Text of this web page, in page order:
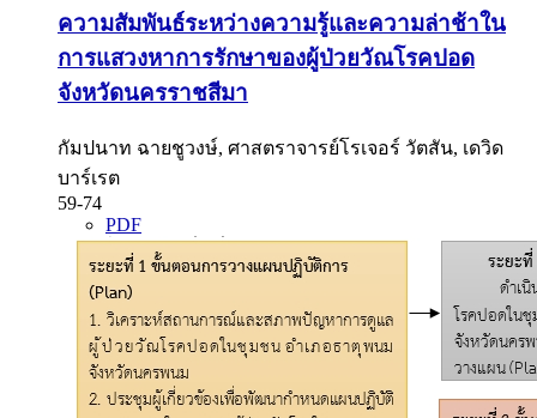
ความสัมพันธ์ระหว่างความรู้และความล่าช้าใน
การแสวงหาการรักษาของผู้ป่วยวัณโรคปอด
จังหวัดนครราชสีมา
กัมปนาท ฉายชูวงษ์, ศาสตราจารย์โรเจอร์ วัตสัน, เดวิด
บาร์เรต
59-74
PDF